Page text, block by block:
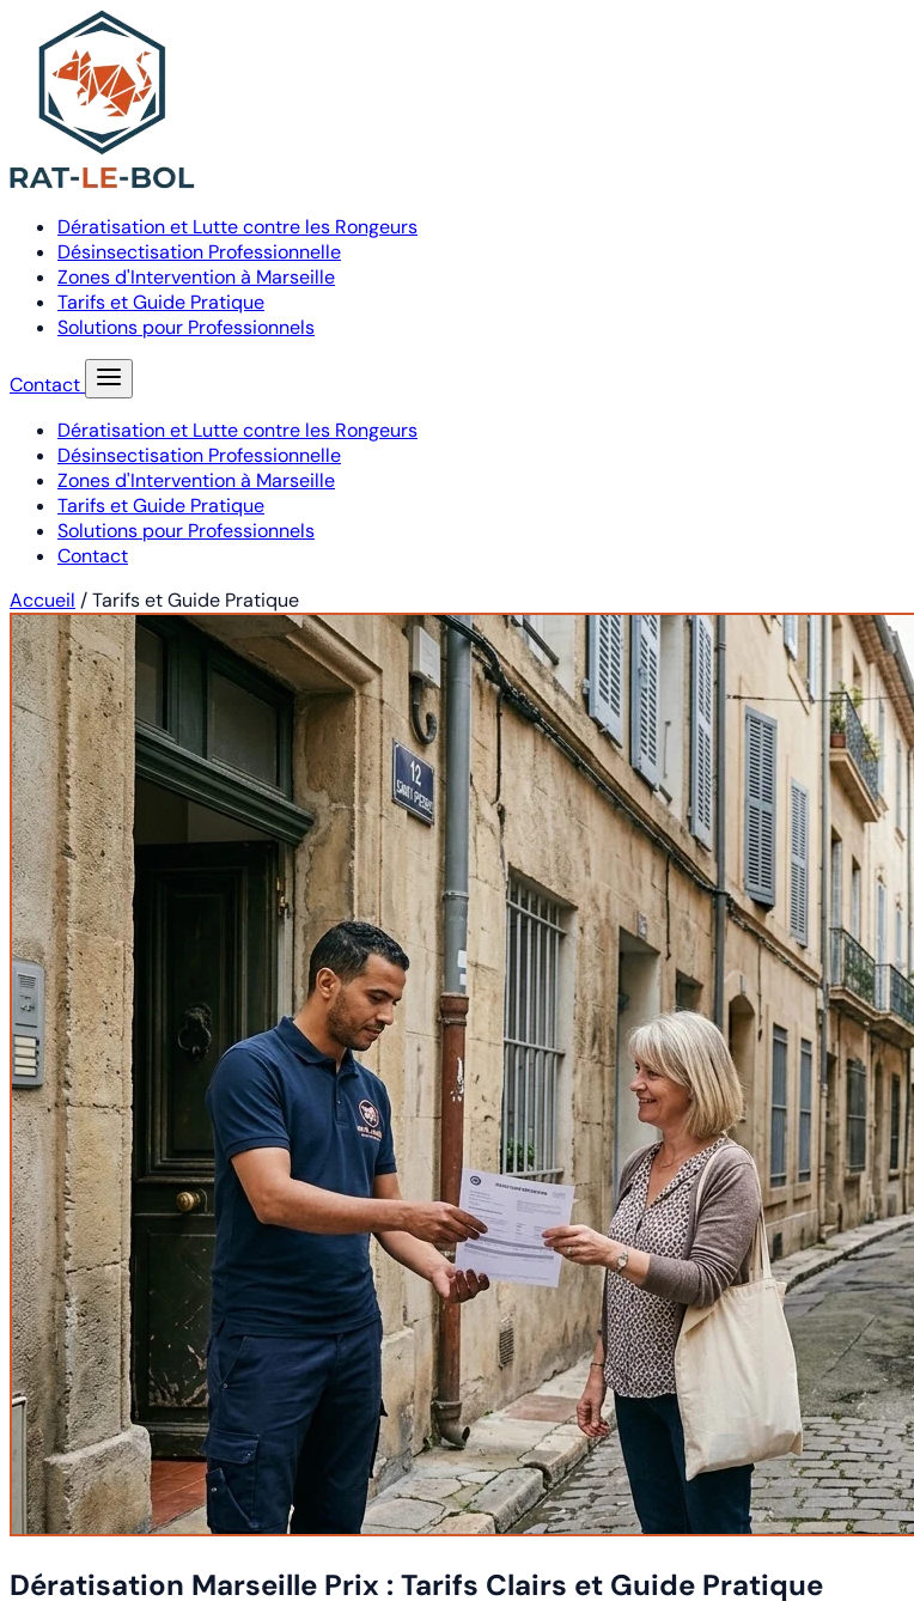
Dératisation et Lutte contre les Rongeurs
Désinsectisation Professionnelle
Zones d'Intervention à Marseille
Tarifs et Guide Pratique
Solutions pour Professionnels
Contact
Dératisation et Lutte contre les Rongeurs
Désinsectisation Professionnelle
Zones d'Intervention à Marseille
Tarifs et Guide Pratique
Solutions pour Professionnels
Contact
Accueil /Tarifs et Guide Pratique
Dératisation Marseille Prix : Tarifs Clairs et Guide Pratique